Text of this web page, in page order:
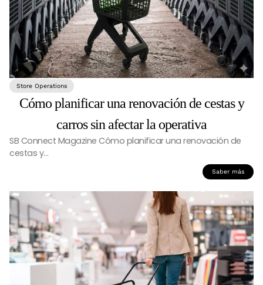
Store Operations
Cómo planificar una renovación de cestas y
carros sin afectar la operativa
SB Connect Magazine Cómo planificar una renovación de
cestas y…
Saber más